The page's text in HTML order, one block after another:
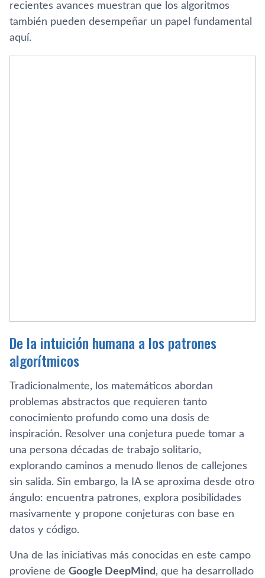
recientes avances muestran que los algoritmos
también pueden desempeñar un papel fundamental
aquí.
De la intuición humana a los patrones
algorítmicos
Tradicionalmente, los matemáticos abordan
problemas abstractos que requieren tanto
conocimiento profundo como una dosis de
inspiración. Resolver una conjetura puede tomar a
una persona décadas de trabajo solitario,
explorando caminos a menudo llenos de callejones
sin salida. Sin embargo, la IA se aproxima desde otro
ángulo: encuentra patrones, explora posibilidades
masivamente y propone conjeturas con base en
datos y código.
Una de las iniciativas más conocidas en este campo
proviene de Google DeepMind, que ha desarrollado